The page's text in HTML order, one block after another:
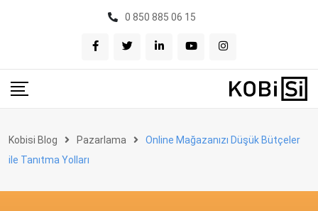
0 850 885 06 15
Kobisi Blog Pazarlama
Online Mağazanızı Düşük Bütçeler
ile Tanıtma Yolları